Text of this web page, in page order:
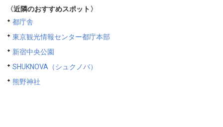
〈近隣のおすすめスポット〉
都庁舎
東京観光情報センター都庁本部
新宿中央公園
SHUKNOVA（シュクノバ）
熊野神社